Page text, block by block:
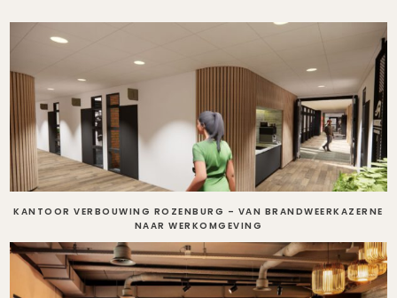
KANTOOR VERBOUWING ROZENBURG – VAN BRANDWEERKAZERNE
NAAR WERKOMGEVING